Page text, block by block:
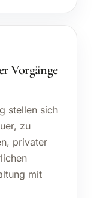
Vorgänge
stellen sich
zu
privater
mit